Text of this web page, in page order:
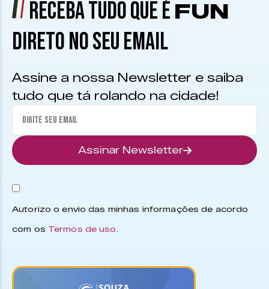
RECEBA TUDO QUE É FUN
DIRETO NO SEU EMAIL
Assine a nossa Newsletter e saiba
tudo que tá rolando na cidade!
Assinar Newsletter
Autorizo o envio das minhas informações de acordo
com os Termos de uso.